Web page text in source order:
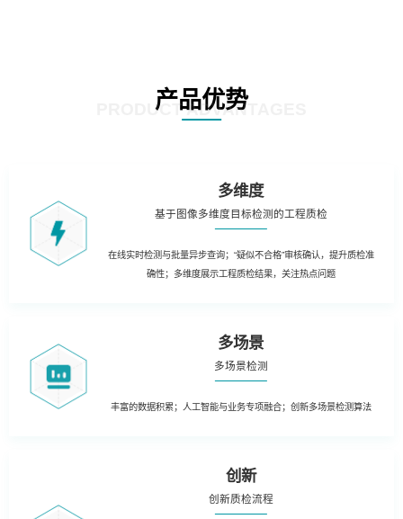
产品优势
PRODUCT ADVANTAGES
多维度
基于图像多维度目标检测的工程质检
在线实时检测与批量异步查询；“疑似不合格”审核确认，提升质检准
确性；多维度展示工程质检结果，关注热点问题
多场景
多场景检测
丰富的数据积累；人工智能与业务专项融合；创新多场景检测算法
创新
创新质检流程